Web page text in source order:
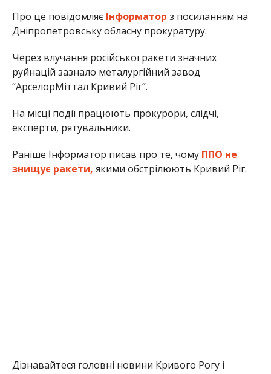
Про це повідомляє Інформатор з посиланням на
Дніпропетровську обласну прокуратуру.
Через влучання російської ракети значних
руйнацій зазнало металургійний завод
“АрселорМіттал Кривий Ріг”.
На місці події працюють прокурори, слідчі,
експерти, рятувальники.
Раніше Інформатор писав про те, чомуППО не
знищує ракети, якими обстрілюють Кривий Ріг.
Дізнавайтеся головні новини Кривого Рогу і